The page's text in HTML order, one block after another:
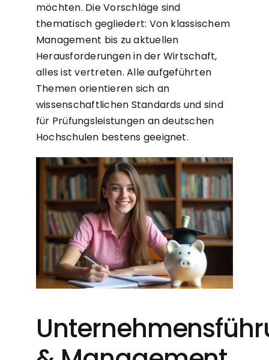
möchten. Die Vorschläge sind
thematisch gegliedert: Von klassischem
Management bis zu aktuellen
Herausforderungen in der Wirtschaft,
alles ist vertreten. Alle aufgeführten
Themen orientieren sich an
wissenschaftlichen Standards und sind
für Prüfungsleistungen an deutschen
Hochschulen bestens geeignet.